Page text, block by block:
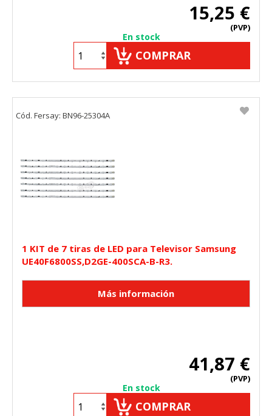
15,25 €
(PVP)
En stock
COMPRAR
1 KIT de 7 tiras de LED para Televisor Samsung
UE40F6800SS,D2GE-400SCA-B-R3.
41,87 €
(PVP)
En stock
COMPRAR
Cód. Fersay: BN96-25304A